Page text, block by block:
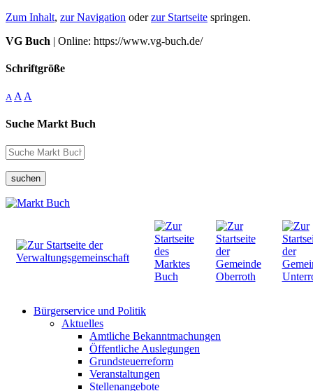
Zum Inhalt, zur Navigation oderzur Startseite springen.
VG Buch | Online: https://www.vg-buch.de/
Schriftgröße
A A A
Suche Markt Buch
suchen
Bürgerservice und Politik
Aktuelles
Amtliche Bekanntmachungen
Öffentliche Auslegungen
Grundsteuerreform
Veranstaltungen
Stellenangebote